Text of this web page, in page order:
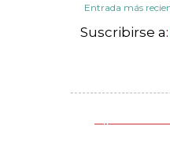
Entrada más
Suscribirse a:
—-